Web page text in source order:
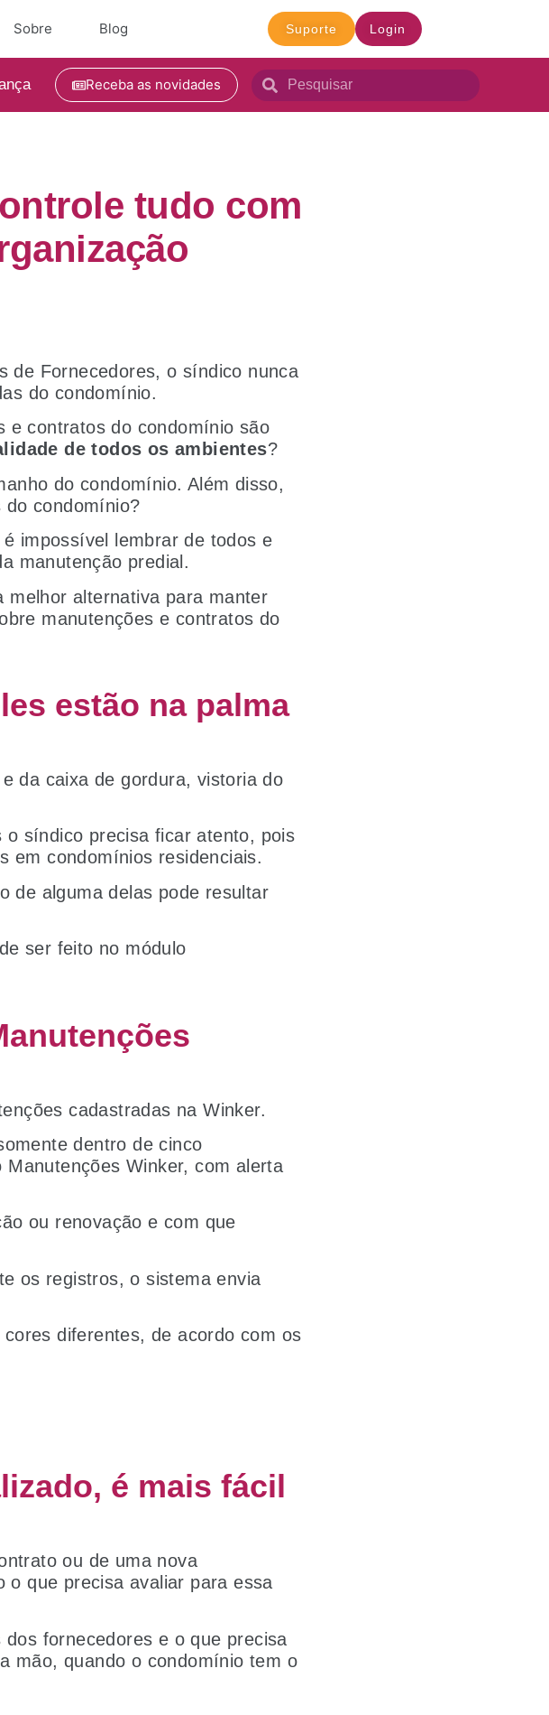
Sobre Blog Suporte Login
Receba as novidades
tudo com
de Fornecedores, o síndico nunca
do condomínio.
e contratos do condomínio são
de todos os ambientes?
do condomínio. Além disso,
do condomínio?
impossível lembrar de todos e
manutenção predial.
melhor alternativa para manter
manutenções e contratos do
estão na palma
e da caixa de gordura, vistoria do
o síndico precisa ficar atento, pois
em condomínios residenciais.
de alguma delas pode resultar
ser feito no módulo
cadastradas na Winker.
dentro de cinco
Winker, com alerta
ou renovação e com que
os registros, o sistema envia
diferentes, de acordo com os
é mais fácil
ou de uma nova
que precisa avaliar para essa
fornecedores e o que precisa
mão, quando o condomínio tem o